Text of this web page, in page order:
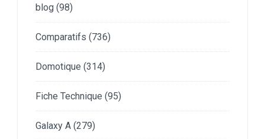
blog (98)
Comparatifs (736)
Domotique (314)
Fiche Technique (95)
Galaxy A (279)